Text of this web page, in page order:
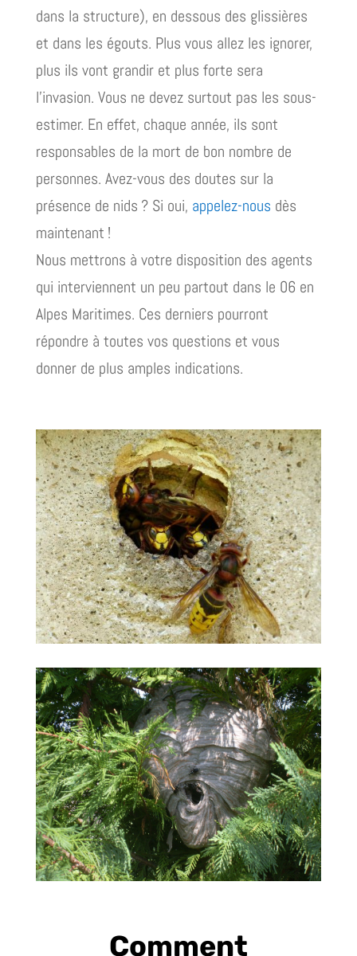
dans la structure), en dessous des glissières
et dans les égouts. Plus vous allez les ignorer,
plus ils vont grandir et plus forte sera
l’invasion. Vous ne devez surtout pas les sous-
estimer. En effet, chaque année, ils sont
responsables de la mort de bon nombre de
personnes. Avez-vous des doutes sur la
présence de nids ? Si oui, appelez-nous dès
maintenant !
Nous mettrons à votre disposition des agents
qui interviennent un peu partout dans le 06 en
Alpes Maritimes. Ces derniers pourront
répondre à toutes vos questions et vous
donner de plus amples indications.
Comment